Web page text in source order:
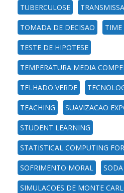
TUBERCULOSE
TOMADA DE DECISAO TIME
TESTE DE HIPOTESE
TEMPERATURA MEDIA
TELHADO VERDE
TEACHING SUAVIZACAO
STUDENT LEARNING
STATISTICAL COMPUTING
SOFRIMENTO MORAL SODA
SIMULACOES DE MONTE